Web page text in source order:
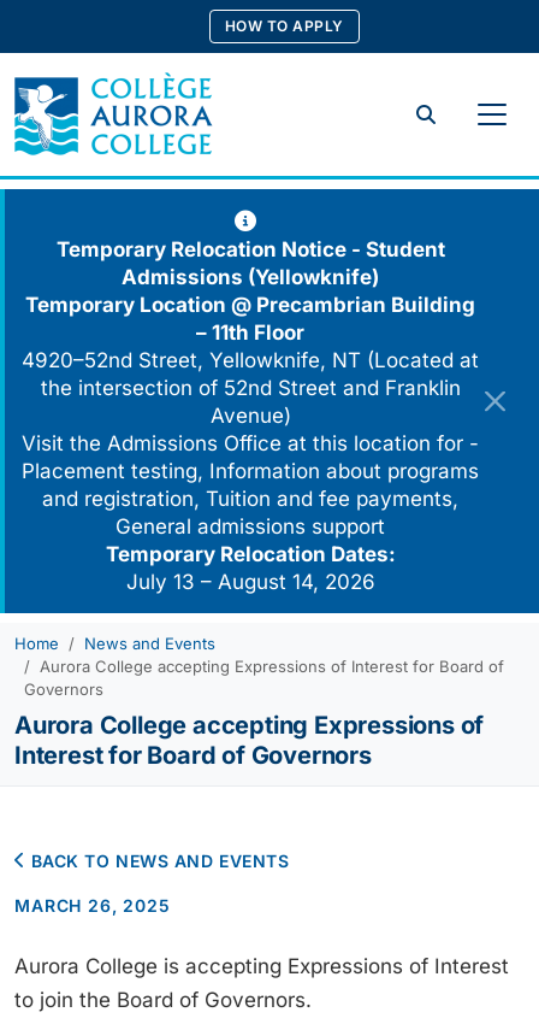
content
HOW TO APPLY
Search
Temporary Relocation Notice - Student
Admissions (Yellowknife)
Temporary Location @ Precambrian Building
– 11th Floor
4920–52nd Street, Yellowknife, NT (Located at
the intersection of 52nd Street and Franklin
Avenue)
Visit the Admissions Office at this location for -
Placement testing, Information about programs
and registration, Tuition and fee payments,
General admissions support
Temporary Relocation Dates:
July 13 – August 14, 2026
Home
News and Events
Aurora College accepting Expressions of Interest for Board of
Governors
Aurora College accepting Expressions of
Interest for Board of Governors
BACK TO NEWS AND EVENTS
MARCH 26, 2025
Aurora College is accepting Expressions of Interest
to join the Board of Governors.